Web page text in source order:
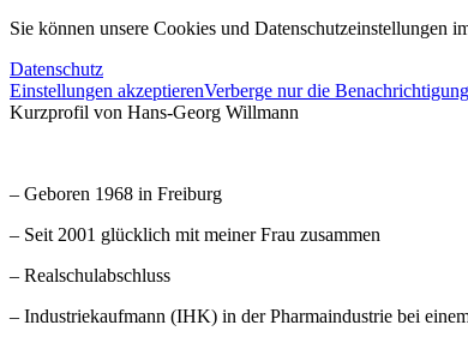
Sie können unsere Cookies und Datenschutzeinstellungen
Datenschutz
Einstellungen akzeptierenVerberge nur die Benachrichtigung
Kurzprofil von Hans-Georg Willmann
– Geboren 1968 in Freiburg
– Seit 2001 glücklich mit meiner Frau zusammen
– Realschulabschluss
– Industriekaufmann (IHK) in der Pharmaindustrie bei